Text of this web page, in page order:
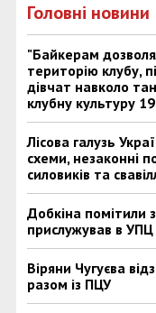
Головні новини
"Байкерам
територію клубу,
дівчат навколо
клубну культуру
Лісова галузь
схеми, незаконні
силовиків та
Добкіна помітили
прислужував в
Віряни Чугуєва
разом із ПЦУ